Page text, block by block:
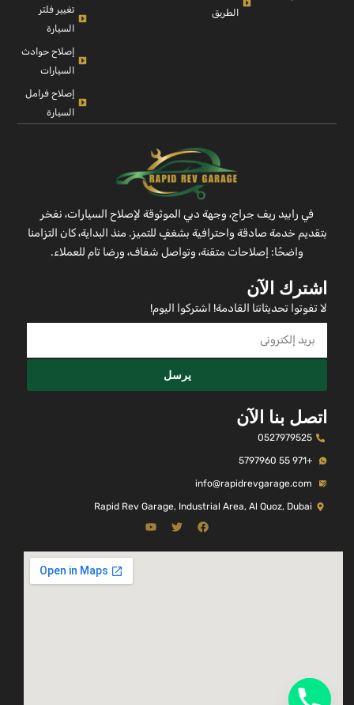
الطريق
تغيير فلتر
السيارة
إصلاح حوادث
السيارات
إصلاح فرامل
السيارة
في رابيد ريف جراج، وجهة دبي الموثوقة لإصلاح السيارات، نفخر
بتقديم خدمة صادقة واحترافية بشغفٍ للتميز. منذ البداية، كان التزامنا
واضحًا: إصلاحات متقنة، وتواصل شفاف، ورضا تام للعملاء.
اشترك الآن
لا تفوتوا تحديثاتنا القادمة! اشتركوا اليوم!
يرسل
اتصل بنا الآن
0527979525
+971 55 5797960
info@rapidrevgarage.com
Rapid Rev Garage, Industrial Area, Al Quoz, Dubai